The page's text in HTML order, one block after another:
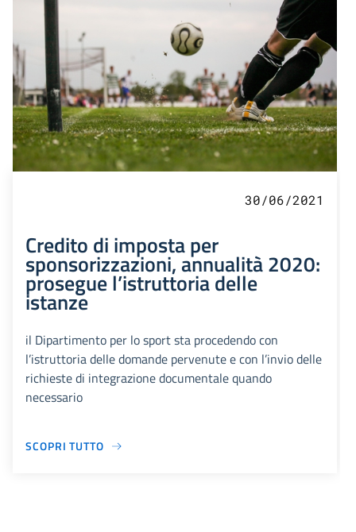
30/06/2021
Credito di imposta per
sponsorizzazioni, annualità 2020:
prosegue l’istruttoria delle
istanze
il Dipartimento per lo sport sta procedendo con
l’istruttoria delle domande pervenute e con l’invio delle
richieste di integrazione documentale quando
necessario
SCOPRI TUTTO